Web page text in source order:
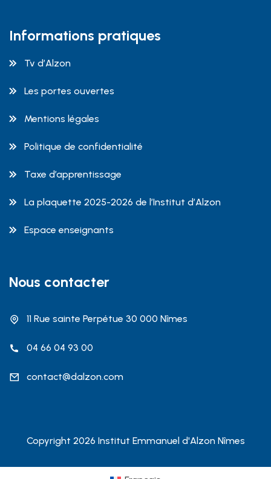
Informations pratiques
Tv d’Alzon
Les portes ouvertes
Mentions légales
Politique de confidentialité
Taxe d’apprentissage
La plaquette 2025-2026 de l’Institut d’Alzon
Espace enseignants
Nous contacter
11 Rue sainte Perpétue 30 000 Nîmes
04 66 04 93 00
contact@dalzon.com
Copyright 2026 Institut Emmanuel d'Alzon Nîmes